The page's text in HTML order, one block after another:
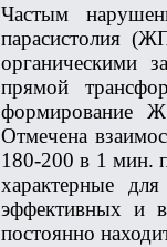
Частым
парасистолия
органическими
прямой
формирование
Отмечена
180-200 в 1 мин.
характерные
эффективных и
постоянно